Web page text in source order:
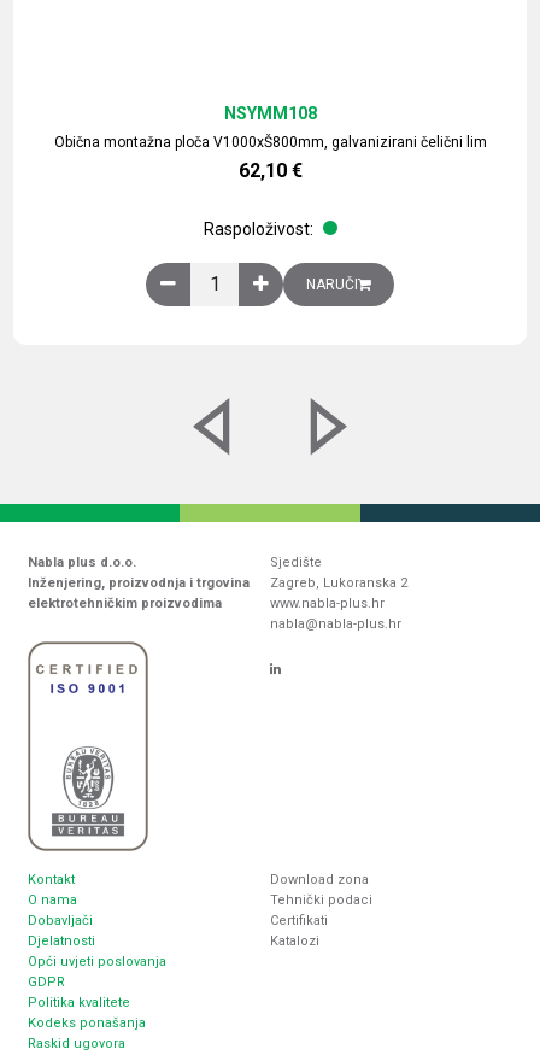
Obična montažna ploča V1000xŠ800mm, galvanizirani čelični lim
NSYMM108
62,10 €
Raspoloživost:
Obična montažna ploča V1000xŠ800mm,
NARUČI
Nabla plus d.o.o.
Inženjering, proizvodnja i trgovina
elektrotehničkim proizvodima
Sjedište
Zagreb, Lukoranska 2
www.nabla-plus.hr
nabla@nabla-plus.hr
Kontakt
O nama
Dobavljači
Djelatnosti
Opći uvjeti poslovanja
GDPR
Politika kvalitete
Kodeks ponašanja
Raskid ugovora
Download zona
Tehnički podaci
Certifikati
Katalozi